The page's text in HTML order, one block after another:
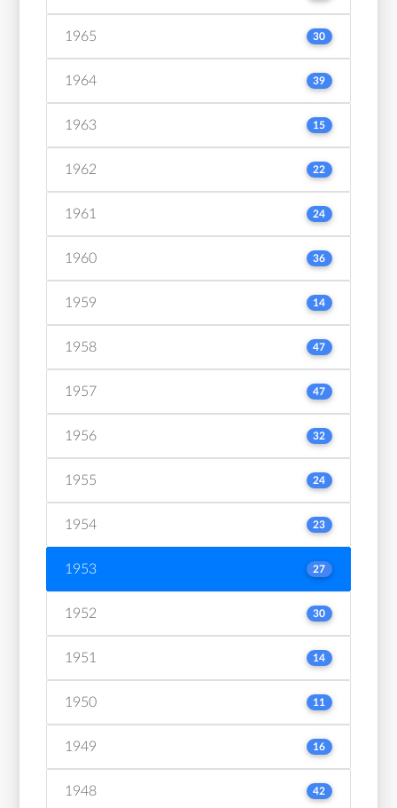
1965 30
1964 39
1963 15
1962 22
1961 24
1960 36
1959 14
1958 47
1957 47
1956 32
1955 24
1954 23
1953 27
1952 30
1951 14
1950 11
1949 16
1948 42